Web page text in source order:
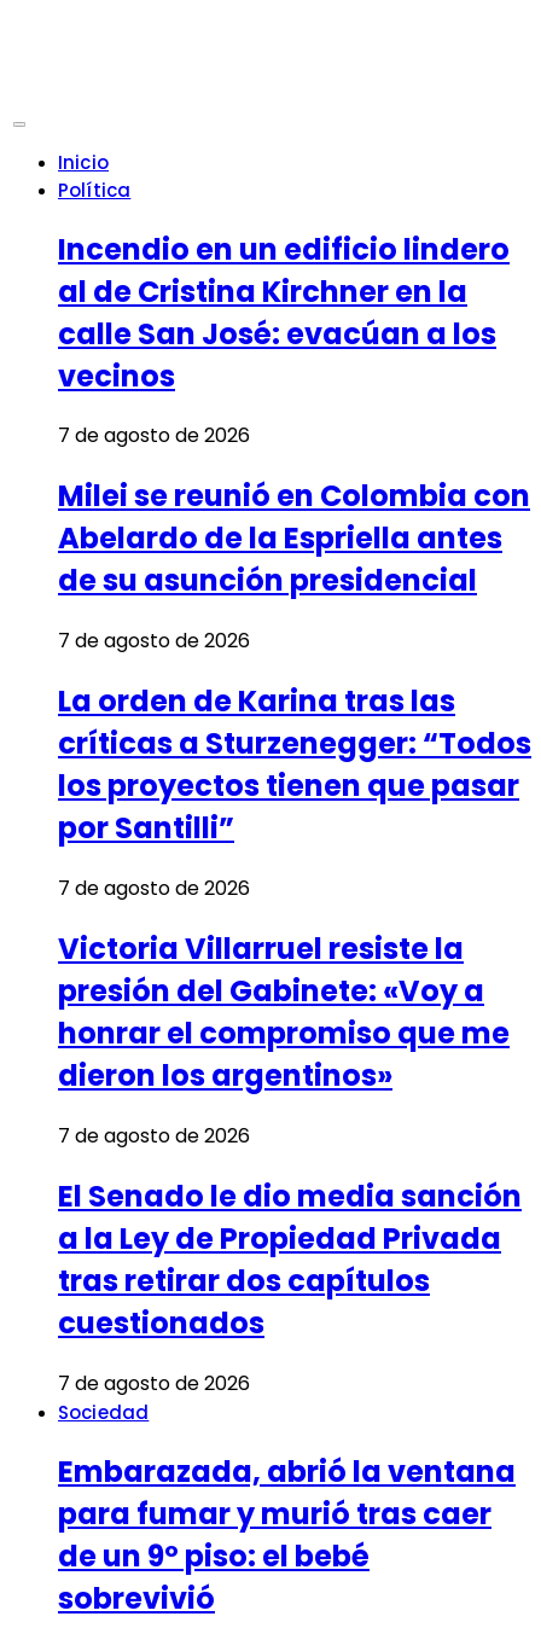
Inicio
Política
Incendio en un edificio lindero
al de Cristina Kirchner en la
calle San José: evacúan a los
vecinos
7 de agosto de 2026
Milei se reunió en Colombia con
Abelardo de la Espriella antes
de su asunción presidencial
7 de agosto de 2026
La orden de Karina tras las
críticas a Sturzenegger: “Todos
los proyectos tienen que pasar
por Santilli”
7 de agosto de 2026
Victoria Villarruel resiste la
presión del Gabinete: «Voy a
honrar el compromiso que me
dieron los argentinos»
7 de agosto de 2026
El Senado le dio media sanción
a la Ley de Propiedad Privada
tras retirar dos capítulos
cuestionados
7 de agosto de 2026
Sociedad
Embarazada, abrió la ventana
para fumar y murió tras caer
de un 9º piso: el bebé
sobrevivió